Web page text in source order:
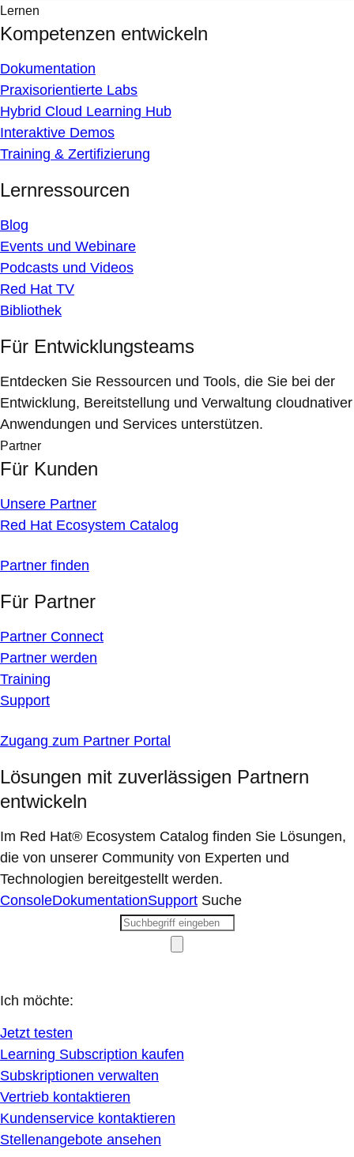
Lernen
Kompetenzen entwickeln
Dokumentation
Praxisorientierte Labs
Hybrid Cloud Learning Hub
Interaktive Demos
Training & Zertifizierung
Lernressourcen
Blog
Events und Webinare
Podcasts und Videos
Red Hat TV
Bibliothek
Für Entwicklungsteams
Entdecken Sie Ressourcen und Tools, die Sie bei der
Entwicklung, Bereitstellung und Verwaltung cloudnativer
Anwendungen und Services unterstützen.
Partner
Für Kunden
Unsere Partner
Red Hat Ecosystem Catalog
Partner finden
Für Partner
Partner Connect
Partner werden
Training
Support
Zugang zum Partner Portal
Lösungen mit zuverlässigen Partnern
entwickeln
Im Red Hat® Ecosystem Catalog finden Sie Lösungen,
die von unserer Community von Experten und
Technologien bereitgestellt werden.
ConsoleDokumentationSupport Suche
Ich möchte:
Jetzt testen
Learning Subscription kaufen
Subskriptionen verwalten
Vertrieb kontaktieren
Kundenservice kontaktieren
Stellenangebote ansehen